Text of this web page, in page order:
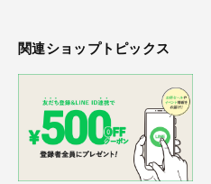
関連ショップトピックス